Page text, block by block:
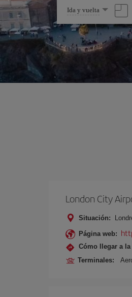
Seleccione
una
opción
Ida y vuelta
London City
Situación:
Página web:
Cómo llegar a
Terminales: